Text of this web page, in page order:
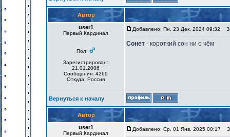
Автор
user1
Первый Кардинал
Пол:
Зарегистрирован:
21.01.2006
Сообщения: 4269
Откуда: Россия
Добавлено: Пн, 23 Дек, 2024 09:32
Сонет - короткий сон ни о чём
Вернуться к началу
Автор
user1
Первый Кардинал
Добавлено: Ср, 01 Янв, 2025 00:17